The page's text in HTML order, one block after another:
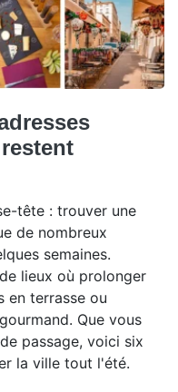
tête : trouver une
de nombreux
semaines.
lieux où prolonger
en terrasse ou
Que vous
passage, voici six
la ville tout l'été.